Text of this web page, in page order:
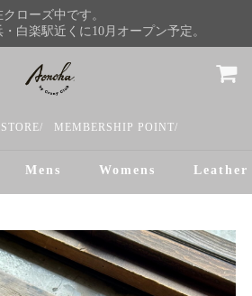
ローズ中です。
白楽駅近くに10月オープン予定。
STORE/ MEMBERSHIP POINT/
Mens Womens Leather